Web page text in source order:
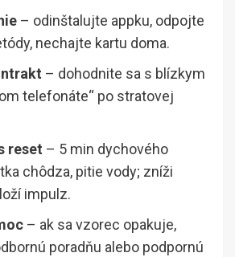
– odinštalujte appku, odpojte
nechajte kartu doma.
– dohodnite sa s blízkym
telefonáte“ po stratovej
reset – 5 min dychového
chôdza, pitie vody; zníži
impulz.
– ak sa vzorec opakuje,
poradňu alebo podpornú